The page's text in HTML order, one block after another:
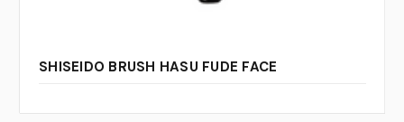
SHISEIDO BRUSH HASU FUDE FACE